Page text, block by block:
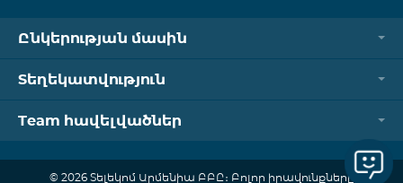
Ընկերության մասին
Տեղեկատվություն
Team հավելվածներ
© 2026 Տելեկոմ Արմենիա ԲԲԸ։ Բոլոր իրավունքները